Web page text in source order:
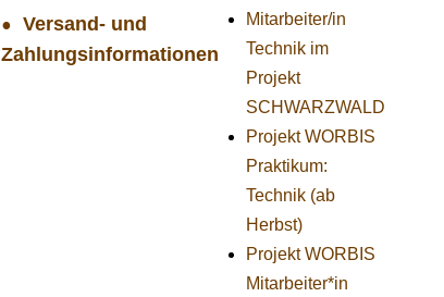
Versand- und
Zahlungsinformationen
Mitarbeiter/in
Technik im
Projekt
SCHWARZWALD
Projekt WORBIS
Praktikum:
Technik (ab
Herbst)
Projekt WORBIS
Mitarbeiter*in